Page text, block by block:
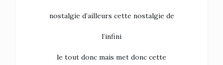
nostalgie d’ailleurs cette nostalgie de
l’infini
le tout donc mais met donc cette